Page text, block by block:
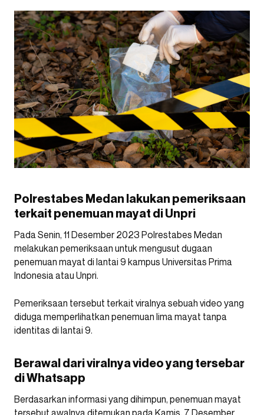
Polrestabes Medan lakukan pemeriksaan
terkait penemuan mayat di Unpri
Pada Senin, 11 Desember 2023 Polrestabes Medan
melakukan pemeriksaan untuk mengusut dugaan
penemuan mayat di lantai 9 kampus Universitas Prima
Indonesia atau Unpri.
Pemeriksaan tersebut terkait viralnya sebuah video yang
diduga memperlihatkan penemuan lima mayat tanpa
identitas di lantai 9.
Berawal dari viralnya video yang tersebar
di Whatsapp
Berdasarkan informasi yang dihimpun, penemuan mayat
tersebut awalnya ditemukan pada Kamis, 7 Desember